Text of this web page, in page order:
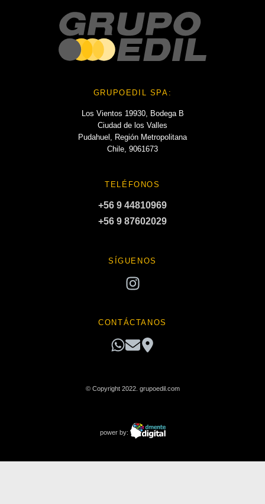
GRUPOEDIL SPA:
Los Vientos 19930, Bodega B
Ciudad de los Valles
Pudahuel, Región Metropolitana
Chile, 9061673
TELÉFONOS
+56 9 44810969
+56 9 87602029
SÍGUENOS
CONTÁCTANOS
© Copyright 2022. grupoedil.com
power by: